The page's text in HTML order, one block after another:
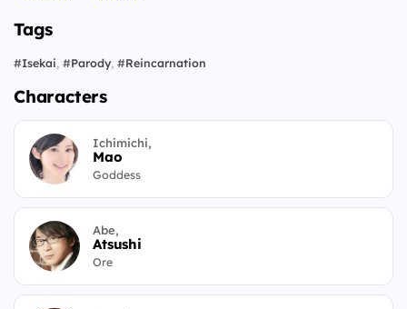
Tags
#Isekai, #Parody, #Reincarnation
Characters
Ichimichi,
Mao
Goddess
Abe,
Atsushi
Ore